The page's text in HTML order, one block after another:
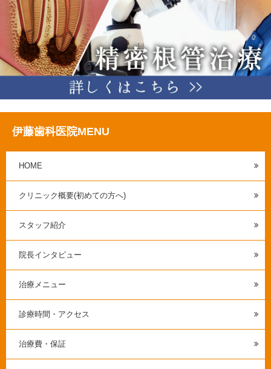
伊藤歯科医院MENU
HOME
クリニック概要(初めての方へ)
スタッフ紹介
院長インタビュー
治療メニュー
診療時間・アクセス
治療費・保証